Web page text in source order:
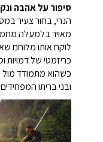
סיפור על אהבה
הנרי, בחור צעיר
מאויר בלמעלה
לוקח אותו מלוחם
כריזמטי של
כשהוא מתמודד מול
ובני בריתו המפחידים.